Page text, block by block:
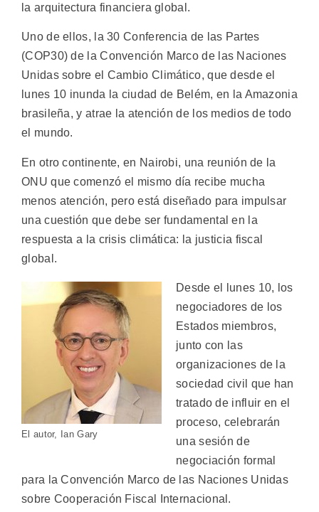
la arquitectura financiera global.
Uno de ellos, la 30 Conferencia de las Partes
(COP30) de la Convención Marco de las Naciones
Unidas sobre el Cambio Climático, que desde el
lunes 10 inunda la ciudad de Belém, en la Amazonia
brasileña, y atrae la atención de los medios de todo
el mundo.
En otro continente, en Nairobi, una reunión de la
ONU que comenzó el mismo día recibe mucha
menos atención, pero está diseñado para impulsar
una cuestión que debe ser fundamental en la
respuesta a la crisis climática: la justicia fiscal
global.
El autor, Ian Gary
Desde el lunes 10, los
negociadores de los
Estados miembros,
junto con las
organizaciones de la
sociedad civil que han
tratado de influir en el
proceso, celebrarán
una sesión de
negociación formal
para la Convención Marco de las Naciones Unidas
sobre Cooperación Fiscal Internacional.